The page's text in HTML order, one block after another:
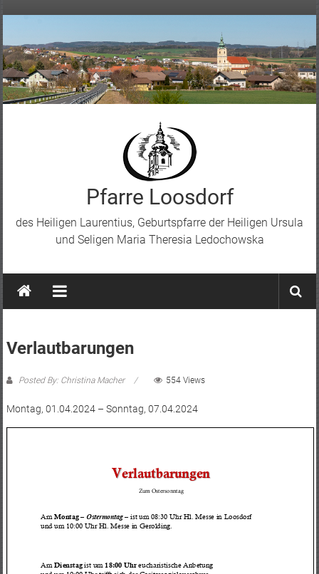
Pfarre Loosdorf
des Heiligen Laurentius, Geburtspfarre der Heiligen Ursula
und Seligen Maria Theresia Ledochowska
Verlautbarungen
Posted By: Christina Macher 554 Views
Montag, 01.04.2024 – Sonntag, 07.04.2024